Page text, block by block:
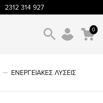
2312 314 927
0
ΕΝΕΡΓΕΙΑΚΕΣ ΛΥΣΕΙΣ